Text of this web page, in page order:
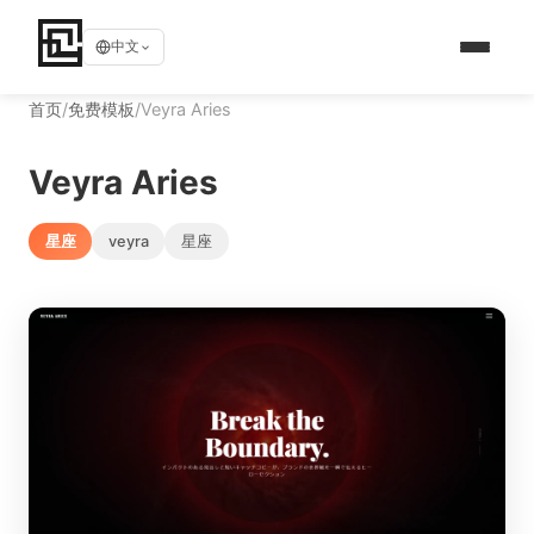
中文
首页/免费模板/Veyra Aries
Veyra Aries
星座 veyra 星座